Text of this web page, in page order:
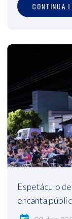
CONTINUA
Espetáculo
encanta